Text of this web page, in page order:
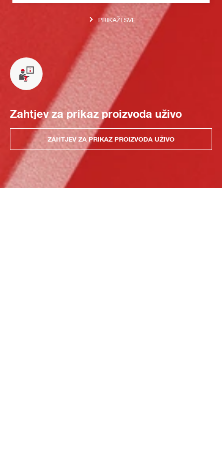
PRIKAŽI SVE
Zahtjev za prikaz proizvoda uživo
ZAHTJEV ZA PRIKAZ PROIZVODA UŽIVO